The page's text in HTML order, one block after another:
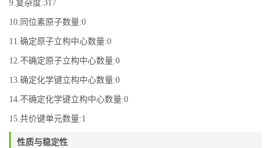
9.复杂度:317
10.同位素原子数量:0
11.确定原子立构中心数量:0
12.不确定原子立构中心数量:0
13.确定化学键立构中心数量:0
14.不确定化学键立构中心数量:0
15.共价键单元数量:1
性质与稳定性